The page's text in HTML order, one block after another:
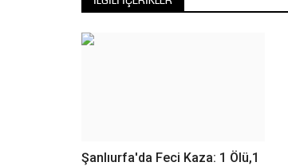
Şanlıurfa'da Feci Kaza: 1 Ölü,1